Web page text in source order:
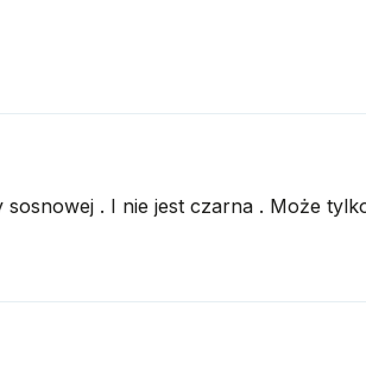
. I nie jest czarna . Może